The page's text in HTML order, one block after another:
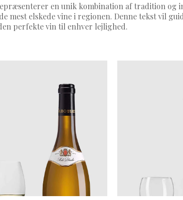
en unik kombination af tradition og
mest elskede vine i regionen. Denne tekst vil
perfekte vin til enhver lejlighed.